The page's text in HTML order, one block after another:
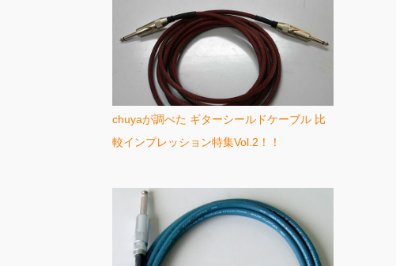
chuyaが調べた ギターシールドケーブル 比
較インプレッション特集Vol.2！！